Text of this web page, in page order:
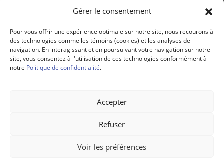
Gérer le consentement
Pour vous offrir une expérience optimale sur notre site, nous recourons à
des technologies comme les témoins (cookies) et les analyses de
navigation. En interagissant et en poursuivant votre navigation sur notre
site, vous consentez à l'utilisation de ces technologies conformément à
notre Politique de confidentialité.
Accepter
Refuser
Voir les préférences
Vente pour non-paiement de taxes
Avis publics
Offres d’emploi